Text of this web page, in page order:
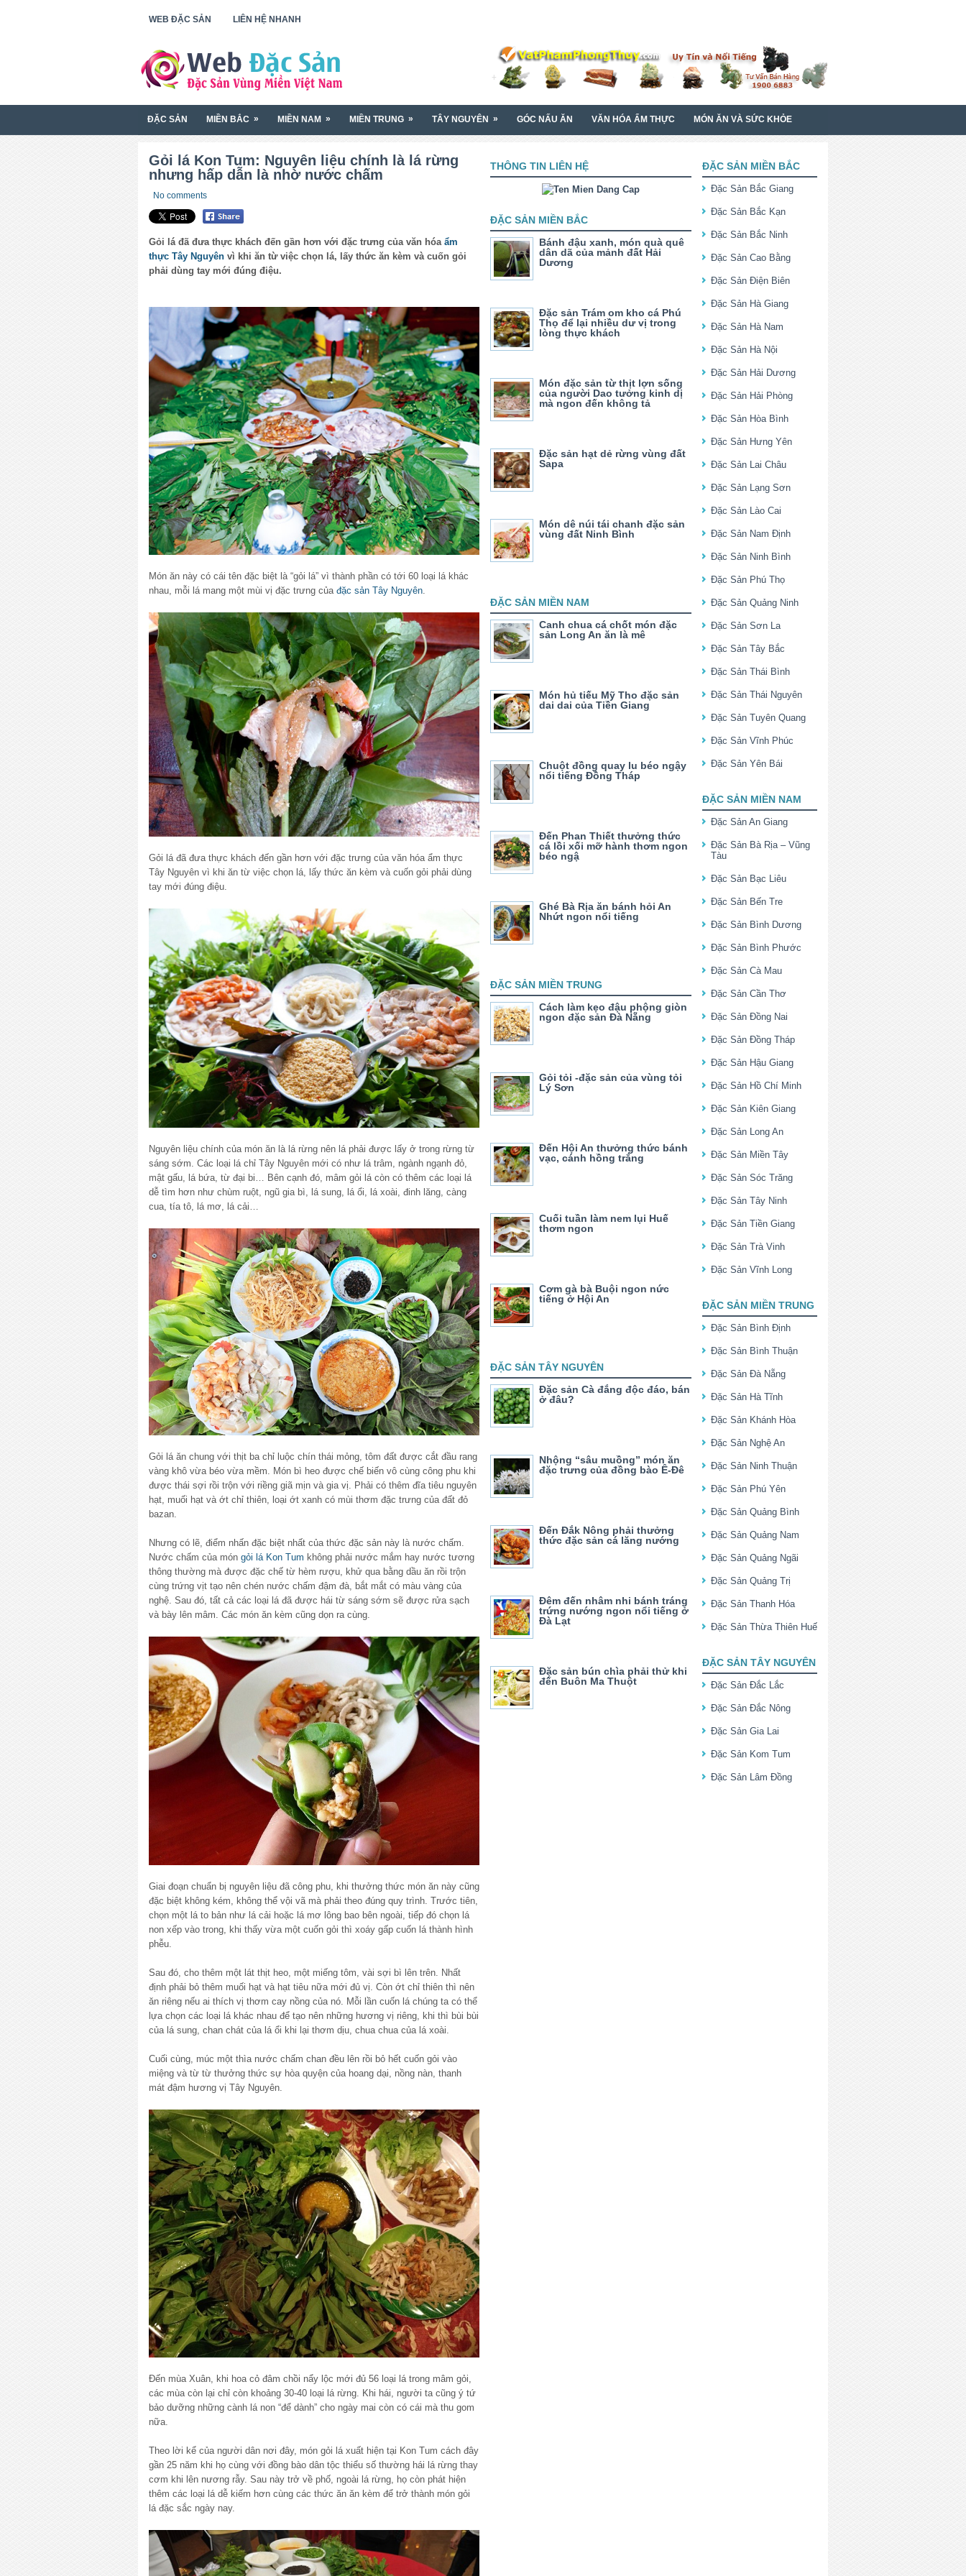
WEB ĐẶC SẢN LIÊN HỆ NHANH
ĐẶC SẢN MIỀN BẮC » MIỀN NAM » MIỀN TRUNG » TÂY NGUYÊN » GÓC NẤU ĂN VĂN HÓA ẨM THỰC MÓN ĂN VÀ SỨC KHỎE
Gỏi lá Kon Tum: Nguyên liệu chính là lá rừng
nhưng hấp dẫn là nhờ nước chấm
No comments
Gỏi lá đã đưa thực khách đến gần hơn với đặc trưng của văn hóa ẩm
thực Tây Nguyên vì khi ăn từ việc chọn lá, lấy thức ăn kèm và cuốn gỏi
phải dùng tay mới đúng điệu.
Món ăn này có cái tên đặc biệt là “gỏi lá” vì thành phần có tới 60 loại lá khác
nhau, mỗi lá mang một mùi vị đặc trưng của đặc sản Tây Nguyên
Gỏi lá đã đưa thực khách đến gần hơn với đặc trưng của văn hóa ẩm thực
Tây Nguyên vì khi ăn từ việc chọn lá, lấy thức ăn kèm và cuốn gỏi phải dùng
tay mới đúng điệu.
Nguyên liệu chính của món ăn là lá rừng nên lá phải được lấy ở trong rừng từ
sáng sớm. Các loại lá chỉ Tây Nguyên mới có như lá trâm, ngành ngạnh đỏ,
mật gấu, lá bứa, từ đại bi… Bên cạnh đó, mâm gỏi lá còn có thêm các loại lá
dễ tìm hơn như chùm ruột, ngũ gia bì, lá sung, lá ổi, lá xoài, đinh lăng, càng
cua, tía tô, lá mơ, lá cải…
Gỏi lá ăn chung với thịt ba chỉ luộc chín thái mỏng, tôm đất được cắt đầu rang
vàng khô vừa béo vừa mềm. Món bì heo được chế biến vô cùng công phu khi
được thái sợi rồi trộn với riềng giã mịn và gia vị. Phải có thêm đĩa tiêu nguyên
hạt, muối hạt và ớt chỉ thiên, loại ớt xanh có mùi thơm đặc trưng của đất đỏ
bazan.
Nhưng có lẽ, điểm nhấn đặc biệt nhất của thức đặc sản này là nước chấm.
Nước chấm của món gỏi lá Kon Tum không phải nước mắm hay nước tương
thông thường mà được đặc chế từ hèm rượu, khử qua bằng dầu ăn rồi trộn
cùng trứng vịt tạo nên chén nước chấm đậm đà, bắt mắt có màu vàng của
nghệ. Sau đó, tất cả các loại lá đã được hái từ sáng sớm sẽ được rửa sạch
và bày lên mâm. Các món ăn kèm cũng dọn ra cùng.
Giai đoạn chuẩn bị nguyên liệu đã công phu, khi thưởng thức món ăn này cũng
đặc biệt không kém, không thể vội vã mà phải theo đúng quy trình. Trước tiên,
chọn một lá to bản như lá cải hoặc lá mơ lông bao bên ngoài, tiếp đó chọn lá
non xếp vào trong, khi thấy vừa một cuốn gỏi thì xoáy gấp cuốn lá thành hình
phễu.
Sau đó, cho thêm một lát thịt heo, một miếng tôm, vài sợi bì lên trên. Nhất
định phải bỏ thêm muối hạt và hạt tiêu nữa mới đủ vị. Còn ớt chỉ thiên thì nên
ăn riêng nếu ai thích vị thơm cay nồng của nó. Mỗi lần cuốn lá chúng ta có thể
lựa chọn các loại lá khác nhau để tạo nên những hương vị riêng, khi thì bùi bùi
của lá sung, chan chát của lá ổi khi lại thơm dịu, chua chua của lá xoài.
Cuối cùng, múc một thìa nước chấm chan đều lên rồi bỏ hết cuốn gỏi vào
miệng và từ từ thưởng thức sự hòa quyện của hoang dại, nồng nàn, thanh
mát đậm hương vị Tây Nguyên.
Đến mùa Xuân, khi hoa cỏ đâm chồi nẩy lộc mới đủ 56 loại lá trong mâm gỏi,
các mùa còn lại chỉ còn khoảng 30-40 loại lá rừng. Khi hái, người ta cũng ý tứ
bảo dưỡng những cành lá non “để dành” cho ngày mai còn có cái mà thu gom
nữa.
Theo lời kể của người dân nơi đây, món gỏi lá xuất hiện tại Kon Tum cách đây
gần 25 năm khi họ cùng với đồng bào dân tộc thiểu số thường hái lá rừng thay
cơm khi lên nương rẫy. Sau này trở về phố, ngoài lá rừng, họ còn phát hiện
thêm các loại lá dễ kiếm hơn cùng các thức ăn ăn kèm để trở thành món gỏi
lá đặc sắc ngày nay.
THÔNG TIN LIÊN HỆ
ĐẶC SẢN MIỀN BẮC
Bánh đậu xanh, món quà quê
dân dã của mảnh đất Hải
Dương
Đặc sản Trám om kho cá Phú
Thọ để lại nhiều dư vị trong
lòng thực khách
Món đặc sản từ thịt lợn sống
của người Dao tưởng kinh dị
mà ngon đến không tả
Đặc sản hạt dẻ rừng vùng đất
Sapa
Món dê núi tái chanh đặc sản
vùng đất Ninh Bình
ĐẶC SẢN MIỀN NAM
Canh chua cá chốt món đặc
sản Long An ăn là mê
Món hủ tiếu Mỹ Tho đặc sản
dai dai của Tiền Giang
Chuột đồng quay lu béo ngậy
nổi tiếng Đồng Tháp
Đến Phan Thiết thưởng thức
cá lồi xối mỡ hành thơm ngon
béo ngậ
Ghé Bà Rịa ăn bánh hỏi An
Nhứt ngon nổi tiếng
ĐẶC SẢN MIỀN TRUNG
Cách làm kẹo đậu phộng giòn
ngon đặc sản Đà Nẵng
Gỏi tỏi -đặc sản của vùng tỏi
Lý Sơn
Đến Hội An thưởng thức bánh
vạc, cánh hồng trắng
Cuối tuần làm nem lụi Huế
thơm ngon
Cơm gà bà Buội ngon nức
tiếng ở Hội An
ĐẶC SẢN TÂY NGUYÊN
Đặc sản Cà đắng độc đáo, bán
ở đâu?
Nhộng “sâu muồng” món ăn
đặc trưng của đồng bào Ê-Đê
Đến Đắk Nông phải thưởng
thức đặc sản cá lăng nướng
Đêm đến nhâm nhi bánh tráng
trứng nướng ngon nổi tiếng ở
Đà Lạt
Đặc sản bún chìa phải thử khi
đến Buôn Ma Thuột
ĐẶC SẢN MIỀN BẮC
Đặc Sản Bắc Giang
Đặc Sản Bắc Kạn
Đặc Sản Bắc Ninh
Đặc Sản Cao Bằng
Đặc Sản Điện Biên
Đặc Sản Hà Giang
Đặc Sản Hà Nam
Đặc Sản Hà Nội
Đặc Sản Hải Dương
Đặc Sản Hải Phòng
Đặc Sản Hòa Bình
Đặc Sản Hưng Yên
Đặc Sản Lai Châu
Đặc Sản Lạng Sơn
Đặc Sản Lào Cai
Đặc Sản Nam Định
Đặc Sản Ninh Bình
Đặc Sản Phú Thọ
Đặc Sản Quảng Ninh
Đặc Sản Sơn La
Đặc Sản Tây Bắc
Đặc Sản Thái Bình
Đặc Sản Thái Nguyên
Đặc Sản Tuyên Quang
Đặc Sản Vĩnh Phúc
Đặc Sản Yên Bái
ĐẶC SẢN MIỀN NAM
Đặc Sản An Giang
Đặc Sản Bà Rịa – Vũng
Tàu
Đặc Sản Bạc Liêu
Đặc Sản Bến Tre
Đặc Sản Bình Dương
Đặc Sản Bình Phước
Đặc Sản Cà Mau
Đặc Sản Cần Thơ
Đặc Sản Đồng Nai
Đặc Sản Đồng Tháp
Đặc Sản Hậu Giang
Đặc Sản Hồ Chí Minh
Đặc Sản Kiên Giang
Đặc Sản Long An
Đặc Sản Miền Tây
Đặc Sản Sóc Trăng
Đặc Sản Tây Ninh
Đặc Sản Tiền Giang
Đặc Sản Trà Vinh
Đặc Sản Vĩnh Long
ĐẶC SẢN MIỀN TRUNG
Đặc Sản Bình Định
Đặc Sản Bình Thuận
Đặc Sản Đà Nẵng
Đặc Sản Hà Tĩnh
Đặc Sản Khánh Hòa
Đặc Sản Nghệ An
Đặc Sản Ninh Thuận
Đặc Sản Phú Yên
Đặc Sản Quảng Bình
Đặc Sản Quảng Nam
Đặc Sản Quảng Ngãi
Đặc Sản Quảng Trị
Đặc Sản Thanh Hóa
Đặc Sản Thừa Thiên Huế
ĐẶC SẢN TÂY NGUYÊN
Đặc Sản Đắc Lắc
Đặc Sản Đắc Nông
Đặc Sản Gia Lai
Đặc Sản Kom Tum
Đặc Sản Lâm Đồng